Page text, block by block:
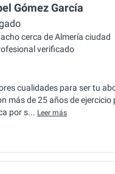
Gómez García
cerca de Almería ciudad
verificado
cualidades para ser tu
más de 25 años de
por s... Leer más